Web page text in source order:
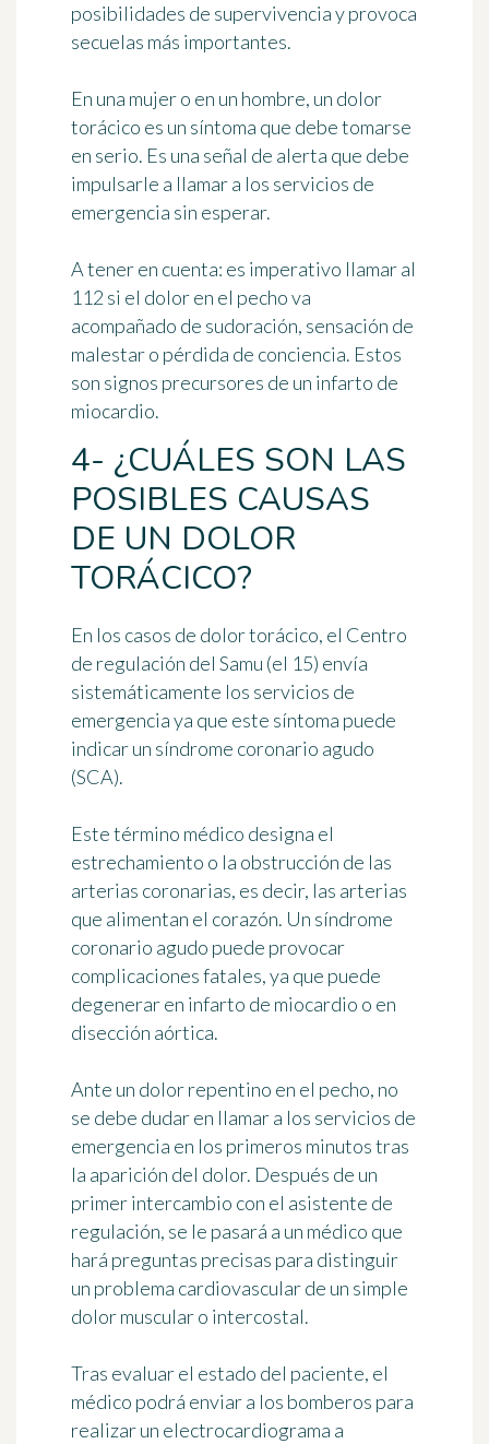
posibilidades de supervivencia y provoca
secuelas más importantes.
En una mujer o en un hombre, un dolor
torácico es un síntoma que debe tomarse
en serio. Es una señal de alerta que debe
impulsarle a llamar a los servicios de
emergencia sin esperar.
A tener en cuenta: es imperativo llamar al
112 si el dolor en el pecho va
acompañado de sudoración, sensación de
malestar o pérdida de conciencia. Estos
son signos precursores de un infarto de
miocardio.
4- ¿CUÁLES SON LAS
POSIBLES CAUSAS
DE UN DOLOR
TORÁCICO?
En los casos de dolor torácico, el Centro
de regulación del Samu (el 15) envía
sistemáticamente los servicios de
emergencia ya que este síntoma puede
indicar un síndrome coronario agudo
(SCA).
Este término médico designa el
estrechamiento o la obstrucción de las
arterias coronarias, es decir, las arterias
que alimentan el corazón. Un síndrome
coronario agudo puede provocar
complicaciones fatales, ya que puede
degenerar en infarto de miocardio o en
disección aórtica.
Ante un dolor repentino en el pecho, no
se debe dudar en llamar a los servicios de
emergencia en los primeros minutos tras
la aparición del dolor. Después de un
primer intercambio con el asistente de
regulación, se le pasará a un médico que
hará preguntas precisas para distinguir
un problema cardiovascular de un simple
dolor muscular o intercostal.
Tras evaluar el estado del paciente, el
médico podrá enviar a los bomberos para
realizar un electrocardiograma a